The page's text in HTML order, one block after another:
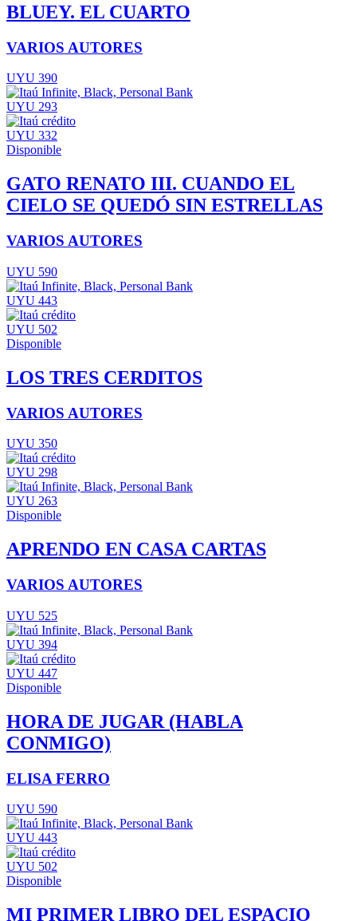
BLUEY. EL CUARTO
VARIOS AUTORES
UYU 390
UYU 293
UYU 332
Disponible
GATO RENATO III. CUANDO EL
CIELO SE QUEDÓ SIN ESTRELLAS
VARIOS AUTORES
UYU 590
UYU 443
UYU 502
Disponible
LOS TRES CERDITOS
VARIOS AUTORES
UYU 350
UYU 298
UYU 263
Disponible
APRENDO EN CASA CARTAS
VARIOS AUTORES
UYU 525
UYU 394
UYU 447
Disponible
HORA DE JUGAR (HABLA
CONMIGO)
ELISA FERRO
UYU 590
UYU 443
UYU 502
Disponible
MI PRIMER LIBRO DEL ESPACIO